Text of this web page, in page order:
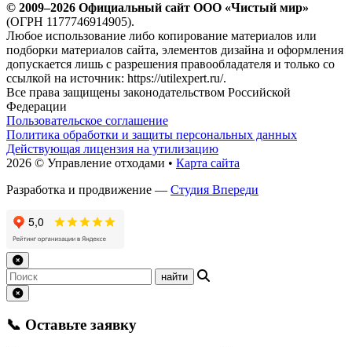
© 2009–2026 Официальный сайт ООО «Чистый мир»
(ОГРН 1177746914905).
Любое использование либо копирование материалов или
подборки материалов сайта, элементов дизайна и оформления
допускается лишь с разрешения правообладателя и только со
ссылкой на источник: https://utilexpert.ru/.
Все права защищены законодательством Российской
Федерации
Пользовательское соглашение
Политика обработки и защиты персональных данных
Действующая лицензия на утилизацию
2026 © Управление отходами • Карта сайта
Разработка и продвижение — Студия Впереди
📞 Оставьте заявку